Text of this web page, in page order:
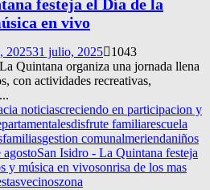
festeja el Día de la
en vivo
202531 julio, 2025
1043
Quintana organiza una jornada llena
con actividades recreativas,
noticiascreciendo en participacion y
disfrute familiarescuela
familiasgestion comunalmeriendaniños
agostoSan Isidro - La Quintana festeja
y música en vivosonrisa de los mas
vecinoszona